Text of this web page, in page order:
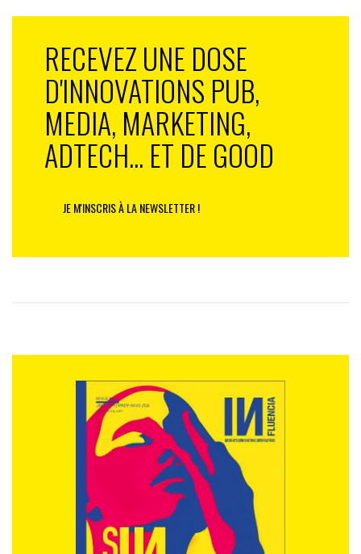
RECEVEZ UNE DOSE
D'INNOVATIONS PUB,
MEDIA, MARKETING,
ADTECH... ET DE GOOD
JE M'INSCRIS À LA NEWSLETTER !